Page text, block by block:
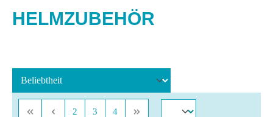
HELMZUBEHÖR
Seite
2 Seite
3 Seite
4